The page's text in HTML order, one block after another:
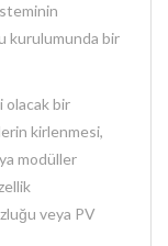
kurulumunda bir
olacak bir
kirlenmesi,
modüller
veya PV